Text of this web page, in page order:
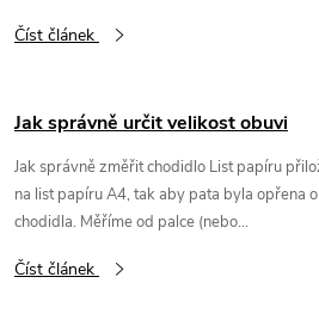
Číst článek
Jak správně určit velikost obuvi
Jak správně změřit chodidlo List papíru
na list papíru A4, tak aby pata byla opřena
chodidla. Měříme od palce (nebo...
Číst článek